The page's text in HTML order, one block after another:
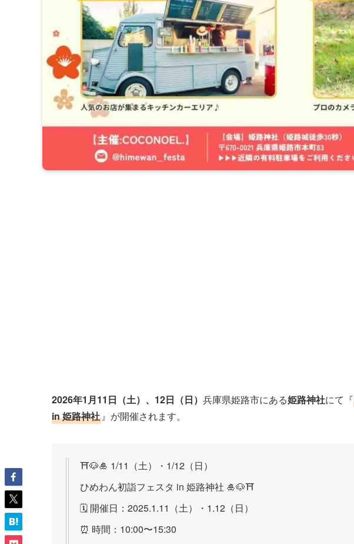
2026年1月11日（土）、12日（日） 兵庫県姫路市にある姫路神社にて『
in 姫路神社』が開催されます。
⛩🐶🎍 1/11（土）・1/12（日）
ひめわん初詣フェスタ in 姫路神社 🎍🐶⛩
🗓 開催日：2025.1.11（土）・1.12（日）
⏰ 時間：10:00〜15:30